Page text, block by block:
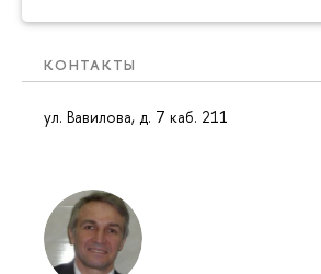
КОНТАКТЫ
ул. Вавилова, д. 7 каб. 211